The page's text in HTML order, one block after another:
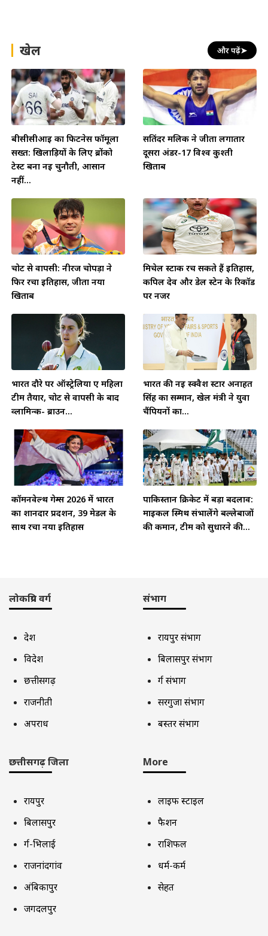
खेल और पढ़ें➤
बीसीसीआई का फिटनेस फॉर्मूला
सख्त: खिलाड़ियों के लिए ब्रोंको
टेस्ट बना नई चुनौती, आसान
नहीं...
सतिंदर मलिक ने जीता लगातार
दूसरा अंडर-17 विश्व कुश्ती
खिताब
चोट से वापसी: नीरज चोपड़ा ने
फिर रचा इतिहास, जीता नया
खिताब
मिचेल स्टार्क रच सकते हैं इतिहास,
कपिल देव और डेल स्टेन के रिकॉर्ड
पर नजर
भारत दौरे पर ऑस्ट्रेलिया ए महिला
टीम तैयार, चोट से वापसी के बाद
व्लामिन्क- ब्राउन...
भारत की नई स्क्वैश स्टार अनाहत
सिंह का सम्मान, खेल मंत्री ने युवा
चैंपियनों का...
कॉमनवेल्थ गेम्स 2026 में भारत
का शानदार प्रदर्शन, 39 मेडल के
साथ रचा नया इतिहास
पाकिस्तान क्रिकेट में बड़ा बदलाव:
माइकल स्मिथ संभालेंगे बल्लेबाजों
की कमान, टीम को सुधारने की...
लोकप्रिय वर्ग
देश
विदेश
छत्तीसगढ़
राजनीती
अपराध
संभाग
रायपुर संभाग
बिलासपुर संभाग
दुर्ग संभाग
सरगुजा संभाग
बस्तर संभाग
छत्तीसगढ़ जिला
रायपुर
बिलासपुर
दुर्ग-भिलाई
राजनांदगांव
अंबिकापुर
जगदलपुर
More
लाइफ स्टाइल
फैशन
राशिफल
धर्म-कर्म
सेहत